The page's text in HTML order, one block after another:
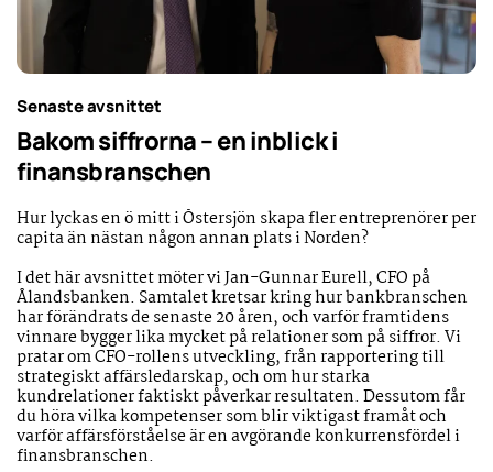
Senaste avsnittet
Bakom siffrorna – en inblick i
finansbranschen
Hur lyckas en ö mitt i Östersjön skapa fler entreprenörer per
capita än nästan någon annan plats i Norden?
I det här avsnittet möter vi Jan-Gunnar Eurell, CFO på
Ålandsbanken. Samtalet kretsar kring hur bankbranschen
har förändrats de senaste 20 åren, och varför framtidens
vinnare bygger lika mycket på relationer som på siffror. Vi
pratar om CFO-rollens utveckling, från rapportering till
strategiskt affärsledarskap, och om hur starka
kundrelationer faktiskt påverkar resultaten. Dessutom får
du höra vilka kompetenser som blir viktigast framåt och
varför affärsförståelse är en avgörande konkurrensfördel i
finansbranschen.